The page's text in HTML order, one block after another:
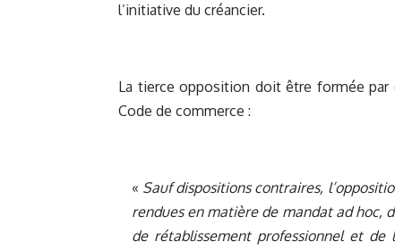
l’initiative du créancier.
La tierce opposition doit être formée par
Code de commerce :
« Sauf dispositions contraires,
rendues en matière de mandat ad hoc,
de rétablissement professionnel et de